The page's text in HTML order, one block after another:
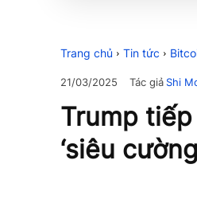
Trang chủ Tin tức
21/03/2025 Tác giảShi
Trump
‘siêu